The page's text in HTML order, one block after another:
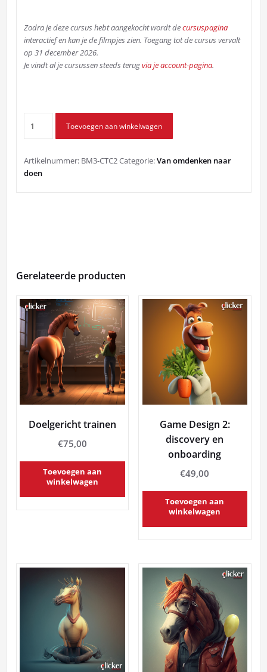
Zodra je deze cursus hebt aangekocht wordt decursuspagina
interactief en kan je de filmpjes zien. Toegang tot de cursus vervalt
op 31 december 2026.
Je vindt al je cursussen steeds terugvia je account-pagina.
2:
probleemoplossing
Toevoegen aan winkelwagen
Artikelnummer: BM3-CTC2Categorie:Van omdenken naar
doen
Gerelateerde producten
Doelgericht trainen
€75,00
Toevoegen aan
winkelwagen
Game Design 2:
discovery en
onboarding
€49,00
Toevoegen aan
winkelwagen